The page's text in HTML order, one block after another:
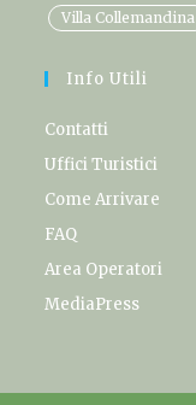
Villa Collemandina
Info Utili
Contatti
Uffici Turistici
Come Arrivare
FAQ
Area Operatori
MediaPress